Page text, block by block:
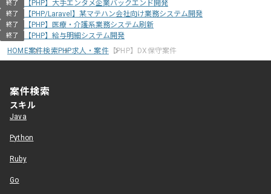
終了 【PHP】大手エンタメ企業バックエンド開発
終了 【PHP/Laravel】某マテハン会社向け業務システム開発
終了 【PHP】医療・介護系業務システム刷新
終了
【PHP】給与明細システム開発
HOME案件検索PHP求人・案件【PHP】DX保守案件
案件検索
スキル
Java
Python
Ruby
Go